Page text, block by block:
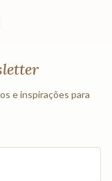
e inspirações para